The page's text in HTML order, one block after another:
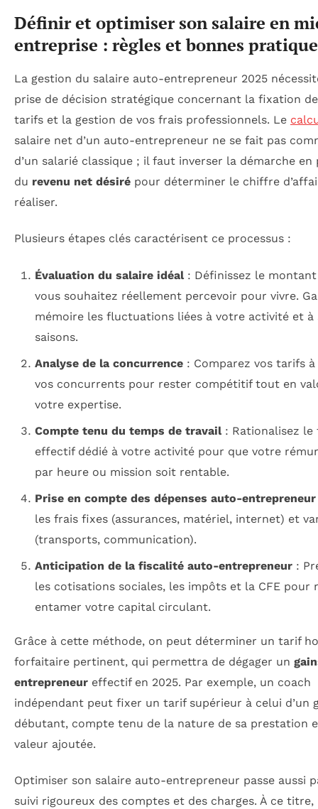
Définir et optimiser son salaire en
entreprise : règles et bonnes
La gestion du salaire auto-entrepreneur 2025
prise de décision stratégique concernant la fixation
tarifs et la gestion de vos frais professionnels. Le
salaire net d’un auto-entrepreneur ne se fait pas
d’un salarié classique ; il faut inverser la démarche
du revenu net désiré pour déterminer le chiffre
réaliser.
Plusieurs étapes clés caractérisent ce processus :
Évaluation du salaire idéal: Définissez le montant
vous souhaitez réellement percevoir pour vivre.
mémoire les fluctuations liées à votre activité et à
saisons.
Analyse de la concurrence: Comparez vos tarifs à
vos concurrents pour rester compétitif tout en
votre expertise.
Compte tenu du temps de travail: Rationalisez le
effectif dédié à votre activité pour que votre
par heure ou mission soit rentable.
Prise en compte des dépenses auto-entrepreneur
les frais fixes (assurances, matériel, internet) et
(transports, communication).
Anticipation de la fiscalité auto-entrepreneur:
les cotisations sociales, les impôts et la CFE pour
entamer votre capital circulant.
Grâce à cette méthode, on peut déterminer un tarif
forfaitaire pertinent, qui permettra de dégager un
entrepreneur effectif en 2025. Par exemple, un coach
indépendant peut fixer un tarif supérieur à celui d’un
débutant, compte tenu de la nature de sa prestation
valeur ajoutée.
Optimiser son salaire auto-entrepreneur passe aussi
suivi rigoureux des comptes et des charges. À ce titre,